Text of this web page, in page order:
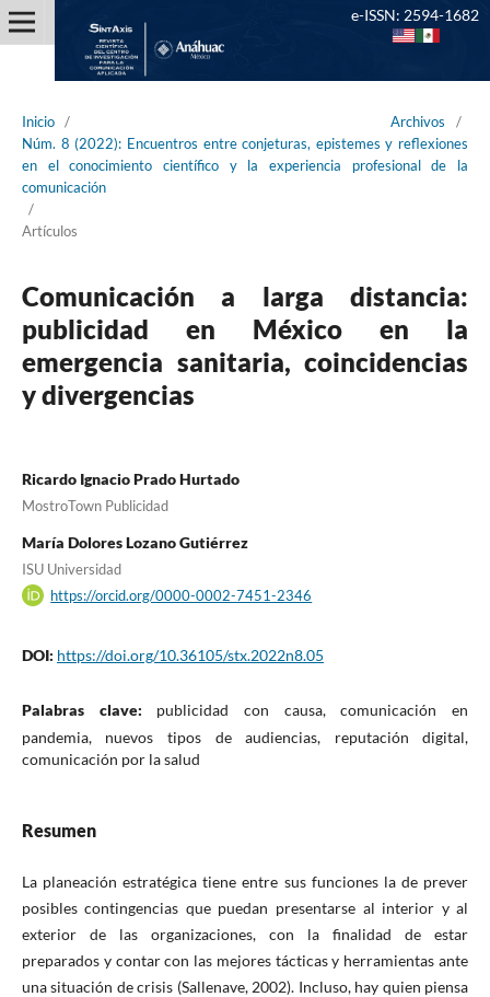
Inicio / Archivos
/
Núm. 8 (2022): Encuentros entre conjeturas, epistemes y reflexiones
en el conocimiento científico y la experiencia profesional de la
comunicación
/
Artículos
Comunicación a larga distancia:
publicidad en México en la
emergencia sanitaria, coincidencias
y divergencias
Ricardo Ignacio Prado Hurtado
MostroTown Publicidad
María Dolores Lozano Gutiérrez
ISU Universidad
https://orcid.org/0000-0002-7451-2346
DOI: https://doi.org/10.36105/stx.2022n8.05
Palabras clave: publicidad con causa, comunicación en
pandemia, nuevos tipos de audiencias, reputación digital,
comunicación por la salud
Resumen
La planeación estratégica tiene entre sus funciones la de prever
posibles contingencias que puedan presentarse al interior y al
exterior de las organizaciones, con la finalidad de estar
preparados y contar con las mejores tácticas y herramientas ante
una situación de crisis (Sallenave, 2002). Incluso, hay quien piensa
e-ISSN: 2594-1682